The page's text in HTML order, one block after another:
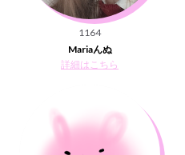
1164
Mariaんぬ
詳細はこちら